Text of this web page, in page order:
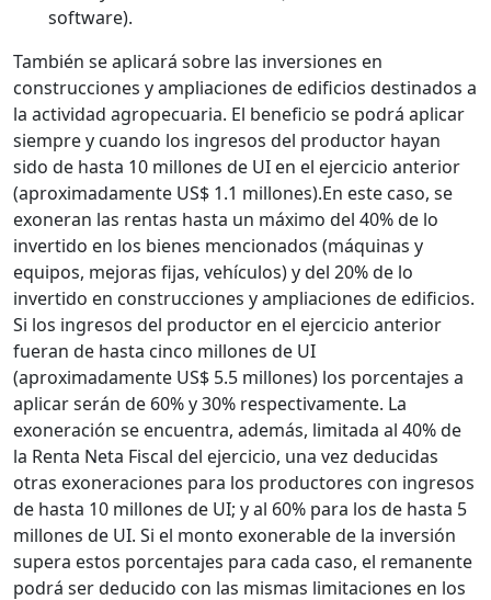
software).
También se aplicará sobre las inversiones en
construcciones y ampliaciones de edificios destinados a
la actividad agropecuaria. El beneficio se podrá aplicar
siempre y cuando los ingresos del productor hayan
sido de hasta 10 millones de UI en el ejercicio anterior
(aproximadamente US$ 1.1 millones).En este caso, se
exoneran las rentas hasta un máximo del 40% de lo
invertido en los bienes mencionados (máquinas y
equipos, mejoras fijas, vehículos) y del 20% de lo
invertido en construcciones y ampliaciones de edificios.
Si los ingresos del productor en el ejercicio anterior
fueran de hasta cinco millones de UI
(aproximadamente US$ 5.5 millones) los porcentajes a
aplicar serán de 60% y 30% respectivamente. La
exoneración se encuentra, además, limitada al 40% de
la Renta Neta Fiscal del ejercicio, una vez deducidas
otras exoneraciones para los productores con ingresos
de hasta 10 millones de UI; y al 60% para los de hasta 5
millones de UI. Si el monto exonerable de la inversión
supera estos porcentajes para cada caso, el remanente
podrá ser deducido con las mismas limitaciones en los